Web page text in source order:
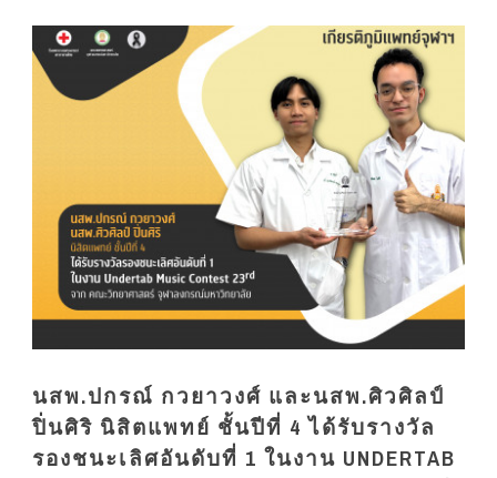
นสพ.ปกรณ์ กวยาวงศ์ และนสพ.ศิวศิลป์
ปิ่นศิริ นิสิตแพทย์ ชั้นปีที่ 4 ได้รับรางวัล
รองชนะเลิศอันดับที่ 1 ในงาน UNDERTAB